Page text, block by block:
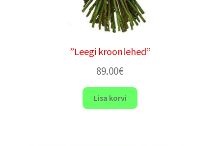
”Leegi kroonlehed”
89.00€
Lisa korvi